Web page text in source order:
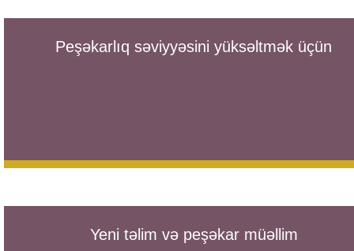
Peşəkarlıq səviyyəsini yüksəltmək üçün
Yeni təlim və peşəkar müəllim